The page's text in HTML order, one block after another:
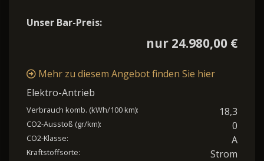
Unser Bar-Preis:
nur 24.980,00 €
Mehr zu diesem Angebot finden Sie hier
Elektro-Antrieb
Verbrauch komb. (kWh/100 km): 18,3
CO2-Ausstoß (gr/km): 0
CO2-Klasse: A
Kraftstoffsorte: Strom